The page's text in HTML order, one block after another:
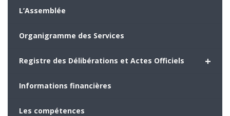
L’Assemblée
Organigramme des Services
+
Registre des Délibérations et Actes Officiels
Informations financières
Les compétences